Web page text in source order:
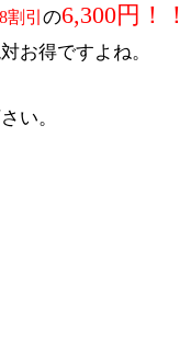
8割引 の6,300円！！
お得ですよね。
い。